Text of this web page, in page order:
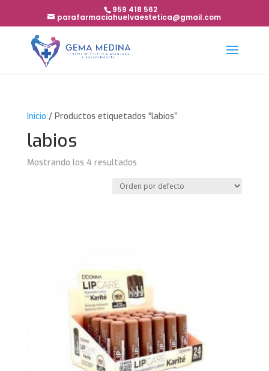
959 418 562
parafarmaciahuelvaestetica@gmail.com
Inicio / Productos etiquetados “labios”
labios
Mostrando los 4 resultados